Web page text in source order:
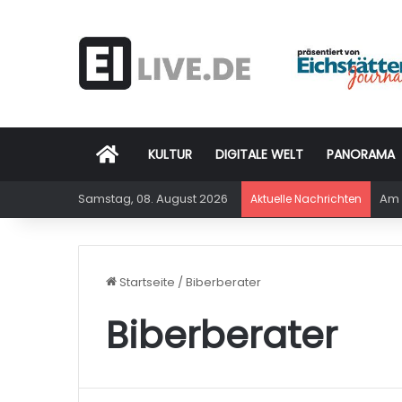
Startseite
KULTUR DIGITALE WELT PANORAMA
Samstag, 08. August 2026 Aktuelle Nachrichten
Startseite /Biberberater
Biberberater